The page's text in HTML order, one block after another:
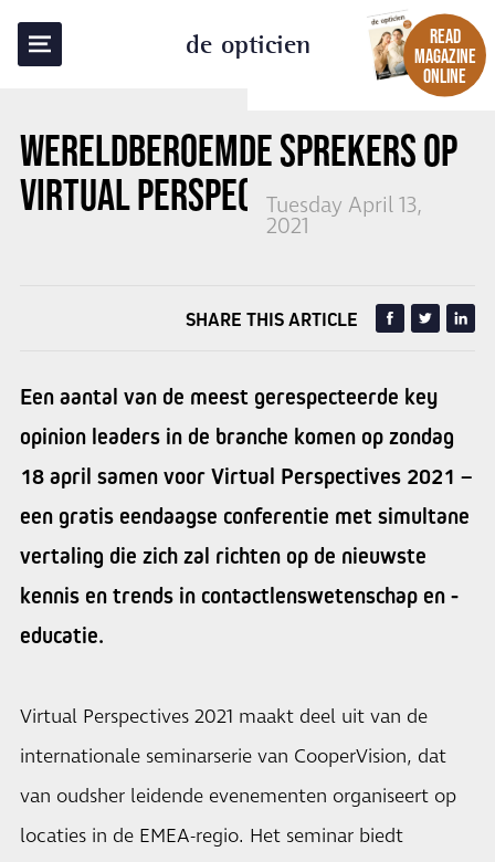
de opticien
READ
MAGAZINE
ONLINE
WERELDBEROEMDE SPREKERS OP
VIRTUAL PERSPECTIVES 2021
Tuesday April 13,
2021
BACK TO OVERVIEW
SHARE THIS ARTICLE
Een aantal van de meest gerespecteerde key
opinion leaders in de branche komen op zondag
18 april samen voor Virtual Perspectives 2021 –
een gratis eendaagse conferentie met simultane
vertaling die zich zal richten op de nieuwste
kennis en trends in contactlenswetenschap en -
educatie.
Virtual Perspectives 2021 maakt deel uit van de
internationale seminarserie van CooperVision, dat
van oudsher leidende evenementen organiseert op
locaties in de EMEA-regio. Het seminar biedt